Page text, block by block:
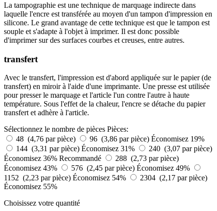
La tampographie est une technique de marquage indirecte dans
laquelle l'encre est transférée au moyen d'un tampon d'impression en
silicone. Le grand avantage de cette technique est que le tampon est
souple et s'adapte à l'objet à imprimer. Il est donc possible
d'imprimer sur des surfaces courbes et creuses, entre autres.
transfert
Avec le transfert, l'impression est d'abord appliquée sur le papier (de
transfert) en miroir à l'aide d'une imprimante. Une presse est utilisée
pour presser le marquage et l'article l'un contre l'autre à haute
température. Sous l'effet de la chaleur, l'encre se détache du papier
transfert et adhère à l'article.
Sélectionnez le nombre de pièces Pièces:
48 (4,76 par pièce)
96 (3,86 par pièce) Économisez 19%
144 (3,31 par pièce) Économisez 31%
240 (3,07 par pièce)
Économisez 36% Recommandé
288 (2,73 par pièce)
Économisez 43%
576 (2,45 par pièce) Économisez 49%
1152 (2,23 par pièce) Économisez 54%
2304 (2,17 par pièce)
Économisez 55%
Choisissez votre quantité